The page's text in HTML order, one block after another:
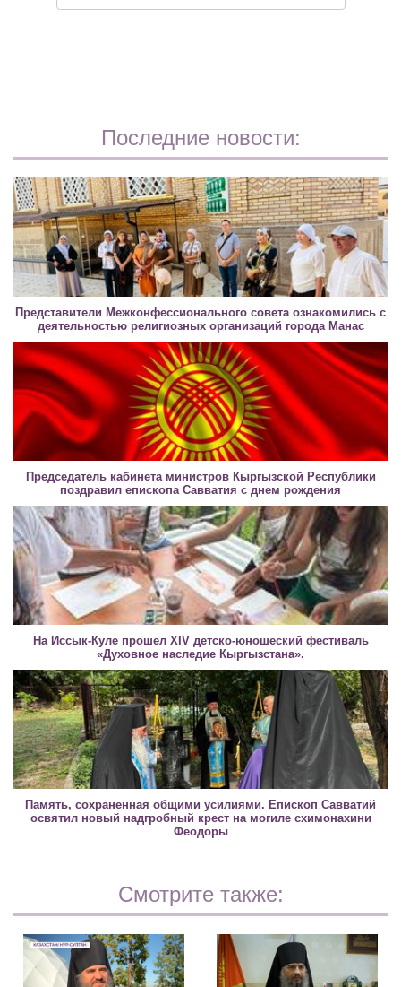
Последние новости:
Представители Межконфессионального совета ознакомились с
деятельностью религиозных организаций города Манас
Председатель кабинета министров Кыргызской Республики
поздравил епископа Савватия с днем рождения
На Иссык-Куле прошел XIV детско-юношеский фестиваль
«Духовное наследие Кыргызстана».
Память, сохраненная общими усилиями. Епископ Савватий
освятил новый надгробный крест на могиле схимонахини
Феодоры
Смотрите также: